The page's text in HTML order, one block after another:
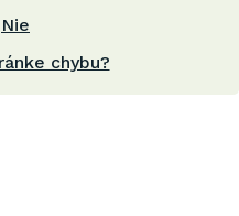
Nie
chybu?